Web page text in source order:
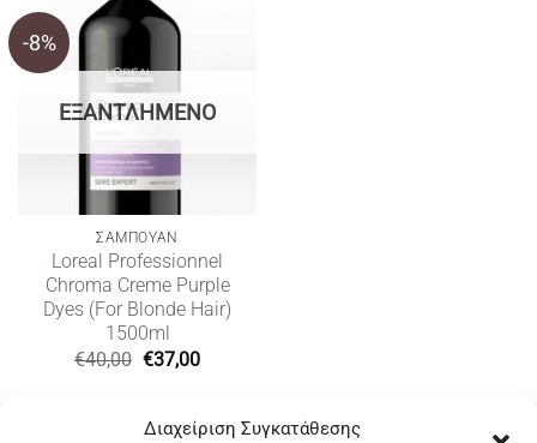
Διαχείριση Συγκατάθεσης
-8%
ΕΞΑΝΤΛΗΜΈΝΟ
ΣΑΜΠΟΥΑΝ
Loreal Professionnel
Chroma Creme Purple
Dyes (For Blonde Hair)
1500ml
€40,00 Original
price
€37,00Η
€37,00.